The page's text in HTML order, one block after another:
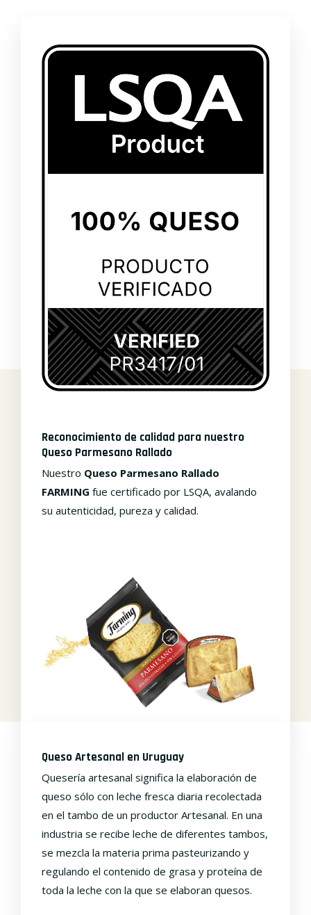
Reconocimiento de calidad para nuestro
Queso Parmesano Rallado
Nuestro Queso Parmesano Rallado
FARMING fue certificado por LSQA, avalando
su autenticidad, pureza y calidad.
Queso Artesanal en Uruguay
Quesería artesanal significa la elaboración de
queso sólo con leche fresca diaria recolectada
en el tambo de un productor Artesanal. En una
industria se recibe leche de diferentes tambos,
se mezcla la materia prima pasteurizando y
regulando el contenido de grasa y proteína de
toda la leche con la que se elaboran quesos.